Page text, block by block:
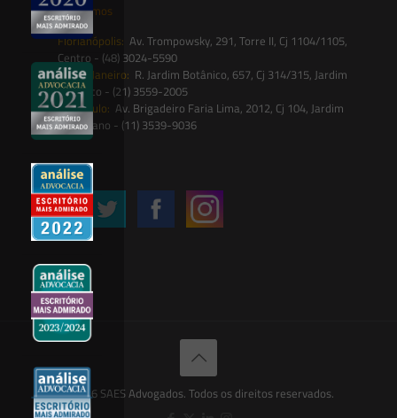
Onde estamos
Florianópolis: Av. Trompowsky, 291, Torre II, Cj 1104/1105,
Centro - (48) 3024-5590
Rio de Janeiro: R. Jardim Botânico, 657, Cj 314/315, Jardim
Botânico - (21) 3559-2005
São Paulo: Av. Brigadeiro Faria Lima, 2012, Cj 104, Jardim
Paulistano - (11) 3539-9036
Siga-nos
© 2026 SAES Advogados. Todos os direitos reservados.